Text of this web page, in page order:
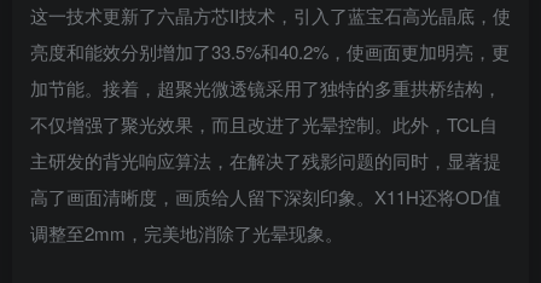
这一技术更新了六晶方芯II技术，引入了蓝宝石高光晶底，使
亮度和能效分别增加了33.5%和40.2%，使画面更加明亮，更
加节能。接着，超聚光微透镜采用了独特的多重拱桥结构，
不仅增强了聚光效果，而且改进了光晕控制。此外，TCL自
主研发的背光响应算法，在解决了残影问题的同时，显著提
高了画面清晰度，画质给人留下深刻印象。X11H还将OD值
调整至2mm，完美地消除了光晕现象。